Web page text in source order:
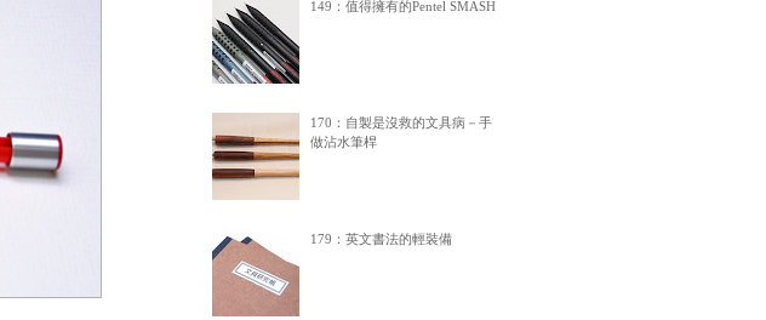
149：值得擁有的Pentel SMASH
170：自製是沒救的文具病－手
做沾水筆桿
179：英文書法的輕裝備